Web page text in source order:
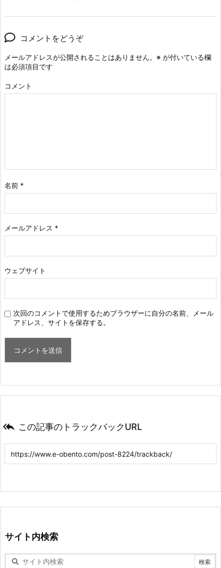
コメントをどうぞ
メールアドレスが公開されることはありません。 ※ が付いている欄
は必須項目です
コメント
名前 *
メールアドレス *
ウェブサイト
次回のコメントで使用するためブラウザーに自分の名前、メール
アドレス、サイトを保存する。
 この記事のトラックバックURL
サイト内検索